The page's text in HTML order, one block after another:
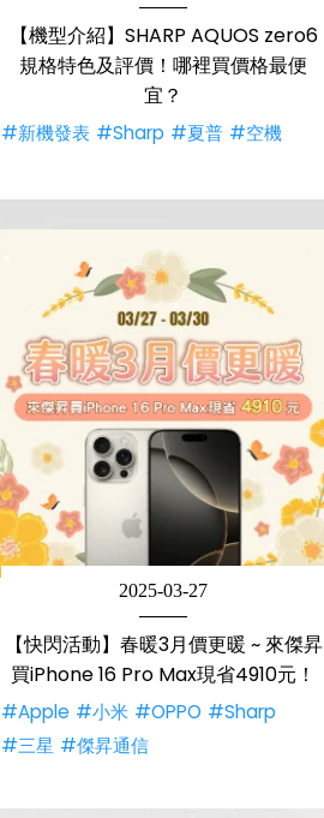
【機型介紹】SHARP AQUOS zero6
規格特色及評價！哪裡買價格最便
宜？
#新機發表 #Sharp #夏普 #空機
2025-03-27
【快閃活動】春暖3月價更暖 ~ 來傑昇
買iPhone 16 Pro Max現省4910元！
#Apple #小米 #OPPO #Sharp
#三星 #傑昇通信